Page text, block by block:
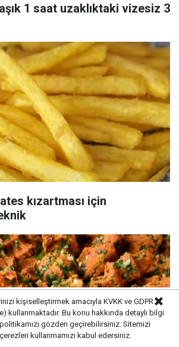
1 saat uzaklıktaki vizesiz 3
kızartması için
kişiselleştirmek amacıyla KVKK ve GDPR
kullanmaktadır. Bu konu hakkında detaylı bilgi
gözden geçirebilirsiniz. Sitemizi
kullanmamızı kabul edersiniz.